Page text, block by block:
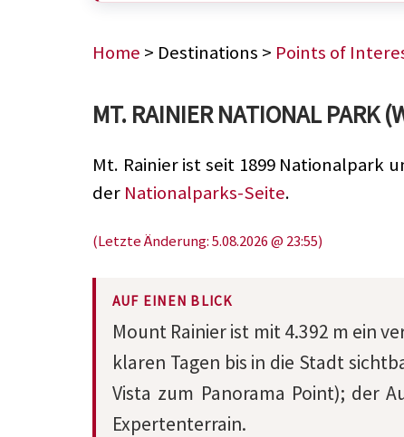
Home > Destinations > Points of
MT. RAINIER NATIONAL PARK
Mt. Rainier ist seit 1899 Nationalpark
der Nationalparks-Seite.
(Letzte Änderung: 5.08.2026 @ 23:55)
AUF EINEN BLICK
Mount Rainier ist mit 4.392 m ein
klaren Tagen bis in die Stadt
Vista zum Panorama Point); der
Expertenterrain.